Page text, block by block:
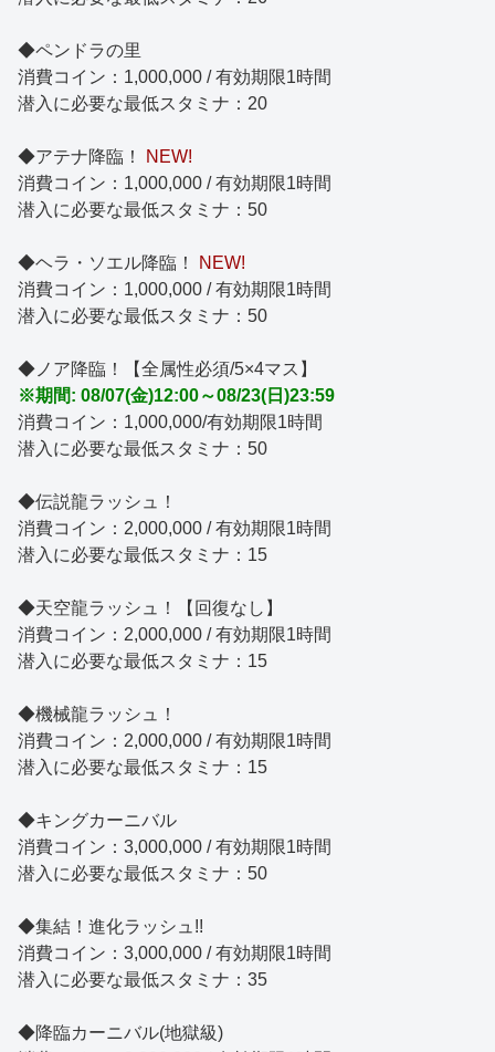
◆ペンドラの里
消費コイン：1,000,000 / 有効期限1時間
潜入に必要な最低スタミナ：20
◆アテナ降臨！
NEW!
消費コイン：1,000,000 / 有効期限1時間
潜入に必要な最低スタミナ：50
◆ヘラ・ソエル降臨！
NEW!
消費コイン：1,000,000 / 有効期限1時間
潜入に必要な最低スタミナ：50
◆ノア降臨！【全属性必須/5×4マス】
※期間: 08/07(金)12:00～08/23(日)23:59
消費コイン：1,000,000/有効期限1時間
潜入に必要な最低スタミナ：50
◆伝説龍ラッシュ！
消費コイン：2,000,000 / 有効期限1時間
潜入に必要な最低スタミナ：15
◆天空龍ラッシュ！【回復なし】
消費コイン：2,000,000 / 有効期限1時間
潜入に必要な最低スタミナ：15
◆機械龍ラッシュ！
消費コイン：2,000,000 / 有効期限1時間
潜入に必要な最低スタミナ：15
◆キングカーニバル
消費コイン：3,000,000 / 有効期限1時間
潜入に必要な最低スタミナ：50
◆集結！進化ラッシュ!!
消費コイン：3,000,000 / 有効期限1時間
潜入に必要な最低スタミナ：35
◆降臨カーニバル(地獄級)